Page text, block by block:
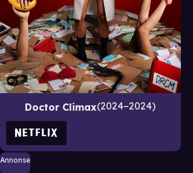
Doctor Climax 2024–2024
Annonse